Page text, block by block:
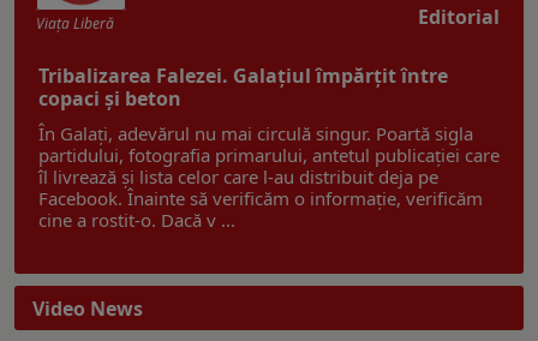
Editorial
Viaţa Liberă
Tribalizarea Falezei. Galațiul împărțit între
copaci și beton
În Galați, adevărul nu mai circulă singur. Poartă sigla
partidului, fotografia primarului, antetul publicației care
îl livrează și lista celor care l-au distribuit deja pe
Facebook. Înainte să verificăm o informație, verificăm
cine a rostit-o. Dacă v ...
Video News